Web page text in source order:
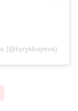
(@kyrykbayeva)